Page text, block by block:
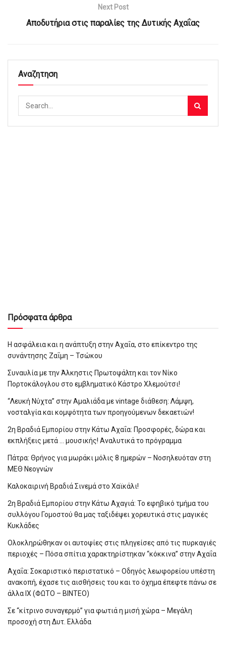
Next Post
Αποδυτήρια στις παραλίες της Δυτικής Αχαΐας
Αναζητηση
Πρόσφατα άρθρα
Η ασφάλεια και η ανάπτυξη στην Αχαΐα, στο επίκεντρο της
συνάντησης Ζαΐμη – Τσώκου
Συναυλία με την Άλκηστις Πρωτοψάλτη και τον Νίκο
Πορτοκάλογλου στο εμβληματικό Κάστρο Χλεμούτσι!
“Λευκή Νύχτα” στην Αμαλιάδα με vintage διάθεση: Λάμψη,
νοσταλγία και κομψότητα των προηγούμενων δεκαετιών!
2η Βραδιά Εμπορίου στην Κάτω Αχαΐα: Προσφορές, δώρα και
εκπλήξεις μετά … μουσικής! Αναλυτικά το πρόγραμμα
Πάτρα: Θρήνος για μωράκι μόλις 8 ημερών – Νοσηλευόταν στη
ΜΕΘ Νεογνών
Καλοκαιρινή Βραδιά Σινεμά στο Χαϊκάλι!
2η Βραδιά Εμπορίου στην Κάτω Αχαγιά: Το εφηβικό τμήμα του
συλλόγου Γομοστού θα μας ταξιδέψει χορευτικά στις μαγικές
Κυκλάδες
Ολοκληρώθηκαν οι αυτοψίες στις πληγείσες από τις πυρκαγιές
περιοχές – Πόσα σπίτια χαρακτηρίστηκαν “κόκκινα” στην Αχαΐα
Αχαΐα: Σοκαριστικό περιστατικό – Οδηγός λεωφορείου υπέστη
ανακοπή, έχασε τις αισθήσεις του και το όχημα έπεφτε πάνω σε
άλλα ΙΧ (ΦΩΤΟ – ΒΙΝΤΕΟ)
Σε “κίτρινο συναγερμό” για φωτιά η μισή χώρα – Μεγάλη
προσοχή στη Δυτ. Ελλάδα